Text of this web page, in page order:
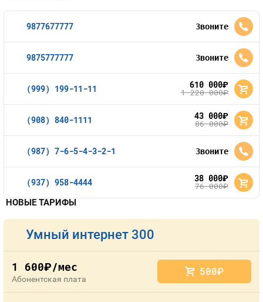
9877677777 Звоните
9875777777 Звоните
(999) 199-11-11 610 000руб.
1 220 000руб.
(908) 840-1111 43 000руб.
86 000руб.
(987) 7-6-5-4-3-2-1 Звоните
(937) 958-4444 38 000руб.
76 000руб.
НОВЫЕ ТАРИФЫ
Умный интернет 300
1 600руб./мес
Абонентская плата
500руб.